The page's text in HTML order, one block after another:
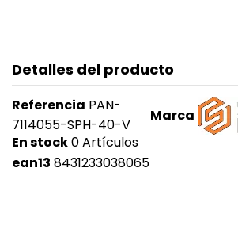
Detalles del producto
Marca
Referencia PAN-
7114055-SPH-40-V
En stock0 Artículos
ean13 8431233038065